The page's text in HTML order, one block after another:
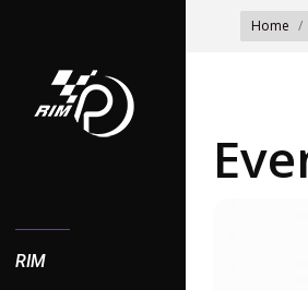
RIM
You are
Home